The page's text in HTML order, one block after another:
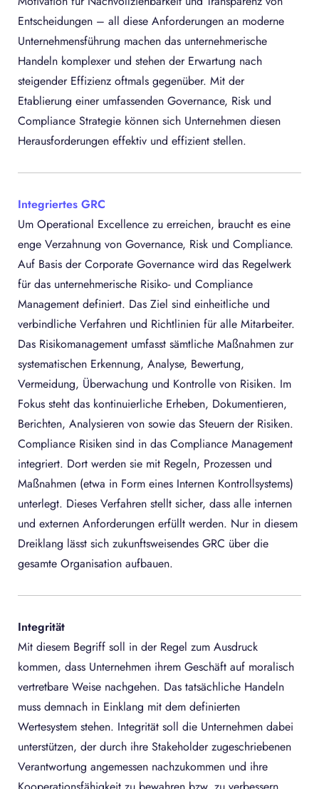
Entscheidungen – all diese Anforderungen an moderne
Unternehmensführung machen das unternehmerische
Handeln komplexer und stehen der Erwartung nach
steigender Effizienz oftmals gegenüber. Mit der
Etablierung einer umfassenden Governance, Risk und
Compliance Strategie können sich Unternehmen diesen
Herausforderungen effektiv und effizient stellen.
Integriertes GRC
Um Operational Excellence zu erreichen, braucht es eine
enge Verzahnung von Governance, Risk und Compliance.
Auf Basis der Corporate Governance wird das Regelwerk
für das unternehmerische Risiko- und Compliance
Management definiert. Das Ziel sind einheitliche und
verbindliche Verfahren und Richtlinien für alle Mitarbeiter.
Das Risikomanagement umfasst sämtliche Maßnahmen zur
systematischen Erkennung, Analyse, Bewertung,
Vermeidung, Überwachung und Kontrolle von Risiken. Im
Fokus steht das kontinuierliche Erheben, Dokumentieren,
Berichten, Analysieren von sowie das Steuern der Risiken.
Compliance Risiken sind in das Compliance Management
integriert. Dort werden sie mit Regeln, Prozessen und
Maßnahmen (etwa in Form eines Internen Kontrollsystems)
unterlegt. Dieses Verfahren stellt sicher, dass alle internen
und externen Anforderungen erfüllt werden. Nur in diesem
Dreiklang lässt sich zukunftsweisendes GRC über die
gesamte Organisation aufbauen.
Integrität
Mit diesem Begriff soll in der Regel zum Ausdruck
kommen, dass Unternehmen ihrem Geschäft auf moralisch
vertretbare Weise nachgehen. Das tatsächliche Handeln
muss demnach in Einklang mit dem definierten
Wertesystem stehen. Integrität soll die Unternehmen dabei
unterstützen, der durch ihre Stakeholder zugeschriebenen
Verantwortung angemessen nachzukommen und ihre